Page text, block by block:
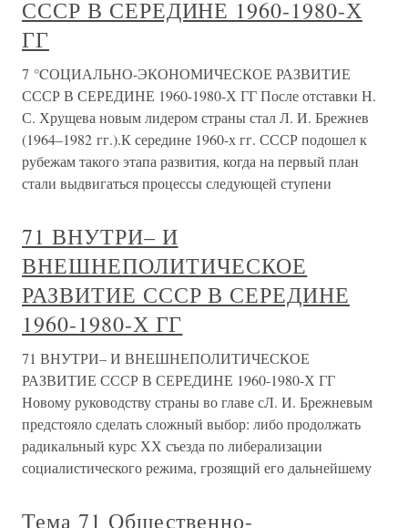
СССР В СЕРЕДИНЕ 1960-1980-Х
ГГ
7 °CОЦИАЛЬНО-ЭКОНОМИЧЕСКОЕ РАЗВИТИЕ
СССР В СЕРЕДИНЕ 1960-1980-Х ГГ После отставки Н.
С. Хрущева новым лидером страны стал Л. И. Брежнев
(1964–1982 гг.).К середине 1960-х гг. СССР подошел к
рубежам такого этапа развития, когда на первый план
стали выдвигаться процессы следующей ступени
71 ВНУТРИ– И
ВНЕШНЕПОЛИТИЧЕСКОЕ
РАЗВИТИЕ СССР В СЕРЕДИНЕ
1960-1980-Х ГГ
71 ВНУТРИ– И ВНЕШНЕПОЛИТИЧЕСКОЕ
РАЗВИТИЕ СССР В СЕРЕДИНЕ 1960-1980-Х ГГ
Новому руководству страны во главе сЛ. И. Брежневым
предстояло сделать сложный выбор: либо продолжать
радикальный курс ХХ съезда по либерализации
социалистического режима, грозящий его дальнейшему
Тема 71 Общественно-